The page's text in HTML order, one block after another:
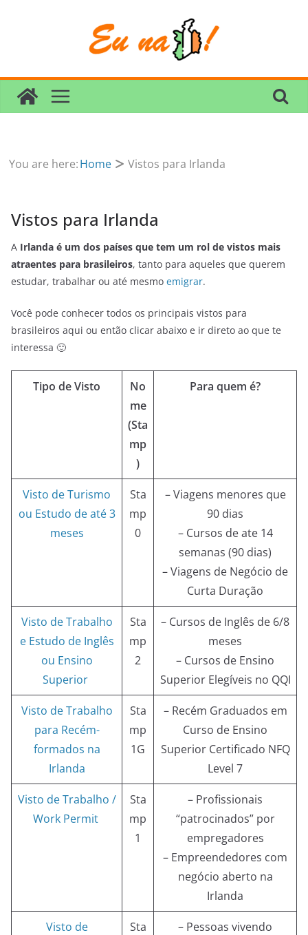
You are here:Home Vistos para Irlanda
Vistos para Irlanda
A Irlanda é um dos países que tem um rol de vistos mais
atraentes para brasileiros, tanto para aqueles que querem
estudar, trabalhar ou até mesmo emigrar.
Você pode conhecer todos os principais vistos para
brasileiros aqui ou então clicar abaixo e ir direto ao que te
interessa 🙂
Tipo de Visto
No
me
(Sta
mp
)
Para quem é?
Visto de Turismo
ou Estudo de até 3
meses
Sta
mp
0
– Viagens menores que
90 dias
– Cursos de ate 14
semanas (90 dias)
– Viagens de Negócio de
Curta Duração
Visto de Trabalho
e Estudo de Inglês
ou Ensino
Superior
Sta
mp
2
– Cursos de Inglês de 6/8
meses
– Cursos de Ensino
Superior Elegíveis no QQI
Visto de Trabalho
para Recém-
formados na
Irlanda
Sta
mp
1G
– Recém Graduados em
Curso de Ensino
Superior Certificado NFQ
Level 7
Visto de Trabalho /
Work Permit
Sta
mp
1
– Profissionais
“patrocinados” por
empregadores
– Empreendedores com
negócio aberto na
Irlanda
Visto de
Sta
– Pessoas vivendo